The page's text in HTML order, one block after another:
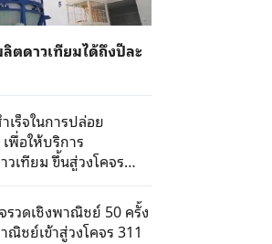
ตดาวเทียมได้ถึงปีละ
ร็จในการปล่อย
พื่อให้บริการ
เทียม ขึ้นสู่วงโคจรต่ำ
วดเชิงพาณิชย์ 50 ครั้ง
ณิชย์เข้าสู่วงโคจร 311